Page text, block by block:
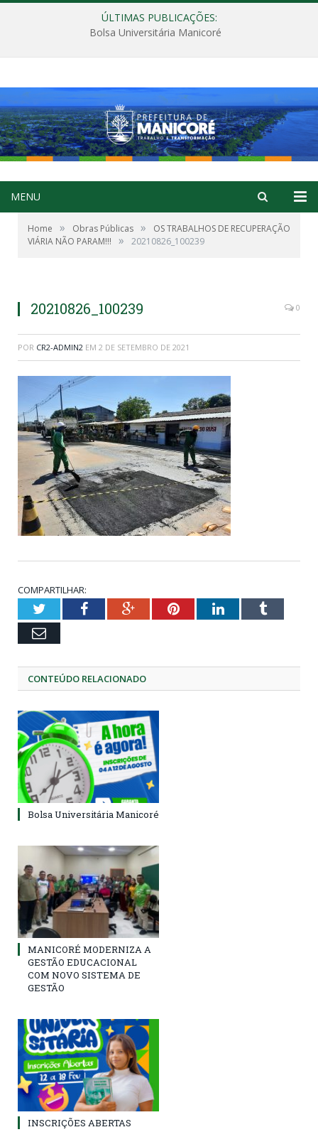
ÚLTIMAS PUBLICAÇÕES:
Bolsa Universitária Manicoré
MENU
Home » Obras Públicas »
OS TRABALHOS DE RECUPERAÇÃO
VIÁRIA NÃO PARAM!!!
» 20210826_100239
20210826_100239 0
POR CR2-ADMIN2 EM 2 DE SETEMBRO DE 2021
COMPARTILHAR:
TwitterFacebookGoogle+PinterestLinkedInTumblr
Email
CONTEÚDO RELACIONADO
Bolsa Universitária Manicoré
MANICORÉ MODERNIZA A
GESTÃO EDUCACIONAL
COM NOVO SISTEMA DE
GESTÃO
INSCRIÇÕES ABERTAS